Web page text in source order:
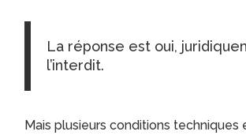
La réponse est oui,
l’interdit.
Mais plusieurs conditions techniques